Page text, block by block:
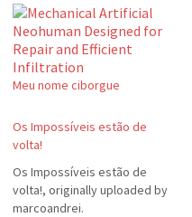
Meu nome ciborgue
Os Impossíveis estão de
volta!
Os Impossíveis estão de
volta!, originally uploaded by
marcoandrei.